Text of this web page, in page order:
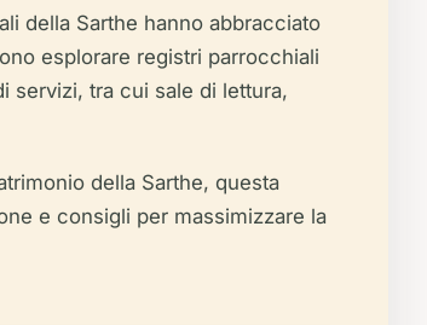
della Sarthe hanno abbracciato
esplorare registri parrocchiali
servizi, tra cui sale di lettura,
della Sarthe, questa
e consigli per massimizzare la